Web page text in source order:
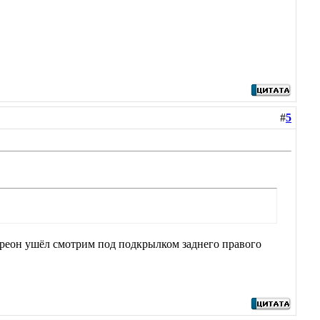
#5
ушёл смотрим под подкрылком заднего правого